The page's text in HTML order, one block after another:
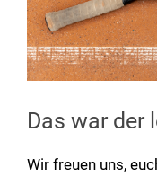
Das war der
Wir freuen uns,